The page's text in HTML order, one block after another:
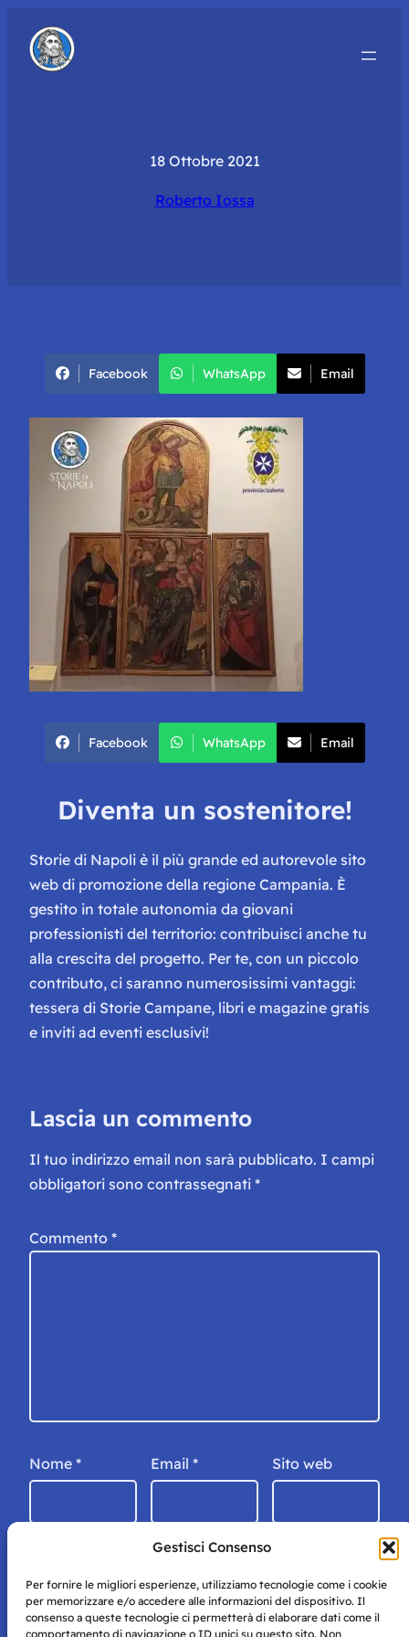
Gestisci Consenso
Per fornire le migliori esperienze, utilizziamo tecnologie come i cookie
per memorizzare e/o accedere alle informazioni del dispositivo. Il
consenso a queste tecnologie ci permetterà di elaborare dati come il
comportamento di navigazione o ID unici su questo sito. Non
18 Ottobre 2021
Roberto Iossa
Facebook WhatsApp Email
Facebook WhatsApp Email
Diventa un sostenitore!
Storie di Napoli è il più grande ed autorevole sito
web di promozione della regione Campania. È
gestito in totale autonomia da giovani
professionisti del territorio: contribuisci anche tu
alla crescita del progetto. Per te, con un piccolo
contributo, ci saranno numerosissimi vantaggi:
tessera di Storie Campane, libri e magazine gratis
e inviti ad eventi esclusivi!
Lascia un commento
Il tuo indirizzo email non sarà pubblicato. I campi
obbligatori sono contrassegnati *
Commento *
Nome * Email * Sito web